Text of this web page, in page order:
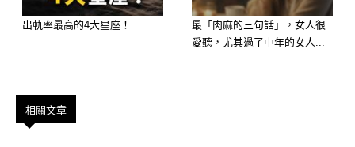
👉 開始臭
你就會發現，當初那個看似方便的動
作，其實代價不小。
出軌率最高的4大星座！...
最「肉麻的三句話」，女人很
愛聽，尤其過了中年的女人...
相關文章